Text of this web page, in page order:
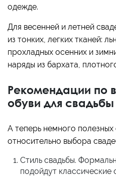
одежде.
Для весенней и летней
из тонких, легких тканей:
прохладных осенних и
наряды из бархата,
Рекомендации по
обуви для свадьбы
А теперь немного
относительно выбора
Стиль свадьбы.
подойдут